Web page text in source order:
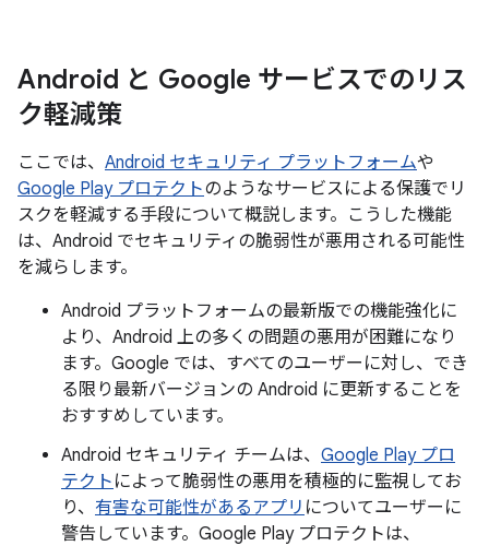
Android と Google サービスでのリス
ク軽減策
ここでは、 Android セキュリティ プラットフォームや
Google Play プロテクトのようなサービスによる保護でリ
スクを軽減する手段について概説します。こうした機能
は、Android でセキュリティの脆弱性が悪用される可能性
を減らします。
Android プラットフォームの最新版での機能強化に
より、Android 上の多くの問題の悪用が困難になり
ます。Google では、すべてのユーザーに対し、でき
る限り最新バージョンの Android に更新することを
おすすめしています。
Android セキュリティ チームは、 Google Play プロ
テクト によって脆弱性の悪用を積極的に監視してお
り、 有害な可能性があるアプリ についてユーザーに
警告しています。Google Play プロテクトは、